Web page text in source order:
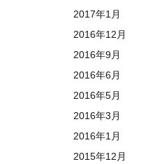
2017年1月
2016年12月
2016年9月
2016年6月
2016年5月
2016年3月
2016年1月
2015年12月